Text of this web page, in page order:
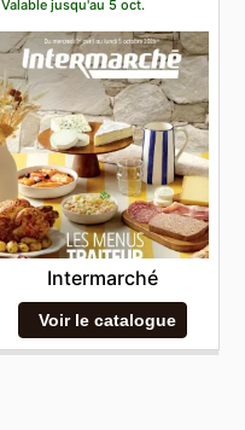
Valable jusqu'au 5 oct.
Intermarché
Voir le catalogue